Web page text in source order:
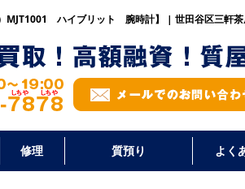
ハイブリット 腕時計】 | 世田谷区三軒茶
修理 質預り よく